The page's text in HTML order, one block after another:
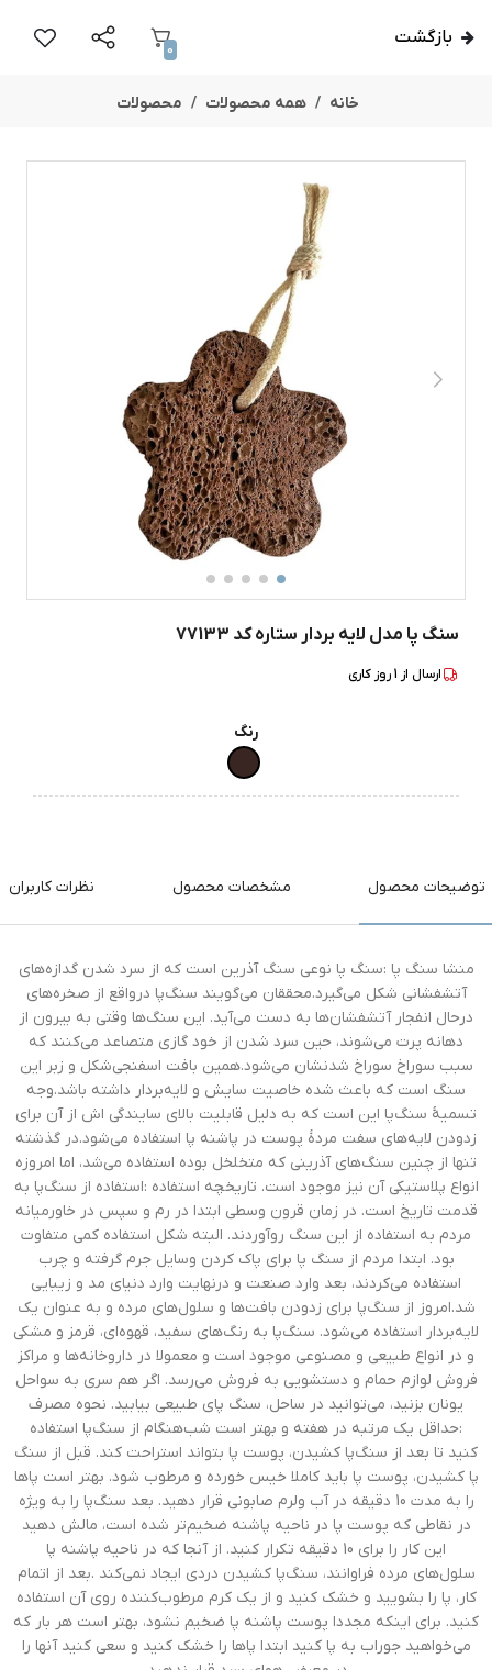
بازگشت
0
خانه همه محصولات محصولات
سنگ‌ پا مدل لایه بردار ستاره کد 77133
ارسال از 1روز کاری
رنگ
توضیحات محصول مشخصات محصول نظرات کاربران
منشا سنگ پا :سنگ پا نوعی سنگ آذرین است که از سرد شدن گدازه‌های
آتشفشانی شکل می‌گیرد.محققان می‌گویند سنگ‌پا درواقع از صخره‌های
درحال انفجار آتشفشان‌ها به دست می‌آید. این سنگ‌ها وقتی به بیرون از
دهانه پرت می‌شوند، حین سرد شدن از خود گازی متصاعد می‌کنند که
سبب سوراخ ‌سوراخ شدنشان می‌شود.همین بافت اسفنجی‌شکل و زبر این
سنگ است که باعث شده خاصیت سایش و لایه‌بردار داشته باشد.وجه
تسمیهٔ سنگ‌پا این است که به دلیل قابلیت بالای سایندگی اش از آن برای
زدودن لایه‌های سفت مردهٔ پوست در پاشنه پا استفاده می‌شود.در گذشته
تنها از چنین سنگ‌های آذرینی که متخلخل بوده استفاده می‌شد، اما امروزه
انواع پلاستیکی آن نیز موجود است. تاریخچه استفاده :استفاده از سنگ‌پا به
قدمت تاریخ است. در زمان قرون وسطی ابتدا در رم و سپس در خاورمیانه
مردم به استفاده از این سنگ روآوردند. البته شکل استفاده کمی متفاوت
بود. ابتدا مردم از سنگ پا برای پاک کردن وسایل جرم گرفته و چرب
استفاده می‌کردند، بعد وارد صنعت و درنهایت وارد دنیای مد و زیبایی
شد.امروز از سنگ‌پا برای زدودن بافت‌ها و سلول‌های مرده و به عنوان یک
لایه‌بردار استفاده می‌شود. سنگ‌پا به رنگ‌های سفید، قهوه‌ای، قرمز و مشکی
و در انواع طبیعی و مصنوعی موجود است و معمولا در داروخانه‌ها و مراکز
فروش لوازم حمام و دستشویی به فروش می‌رسد. اگر هم سری به سواحل
یونان بزنید، می‌توانید در ساحل، سنگ پای طبیعی بیابید. نحوه مصرف
:حداقل یک مرتبه در هفته و بهتر است شب‌هنگام از سنگ‌پا استفاده
کنید تا بعد از سنگ‌پا کشیدن، پوست پا بتواند استراحت کند. قبل از سنگ
پا کشیدن، پوست پا باید کاملا خیس خورده و مرطوب شود. بهتر است پاها
را به مدت 10 دقیقه در آب ولرم صابونی قرار دهید. بعد سنگ‌پا را به ویژه
در نقاطی که پوست پا در ناحیه پاشنه ضخیم‌تر شده است، مالش دهید
این کار را برای 10 دقیقه تکرار کنید. از آنجا که در ناحیه پاشنه پا
سلول‌های مرده فراوانند، سنگ‌پا کشیدن دردی ایجاد نمی‌کند .بعد از اتمام
کار، پا را بشویید و خشک کنید و از یک کرم مرطوب‌کننده روی آن استفاده
کنید. برای اینکه مجددا پوست پاشنه پا ضخیم نشود، بهتر است هر بار که
می‌خواهید جوراب به پا کنید ابتدا پاها را خشک کنید و سعی کنید آنها را